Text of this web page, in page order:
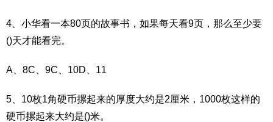
4、小华看一本80页的故事书，如果每天看9页，那么至少要
()天才能看完。
A、8C、9C、10D、11
5、10枚1角硬币摞起来的厚度大约是2厘米，1000枚这样的
硬币摞起来大约是()米。